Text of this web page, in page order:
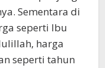
Sementara di
seperti Ibu
harga
seperti tahun